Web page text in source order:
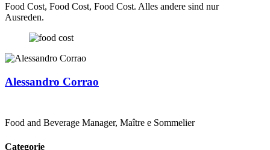
Food Cost, Food Cost, Food Cost. Alles andere sind nur
Ausreden.
Alessandro Corrao
Food and Beverage Manager, Maître e Sommelier
Categorie